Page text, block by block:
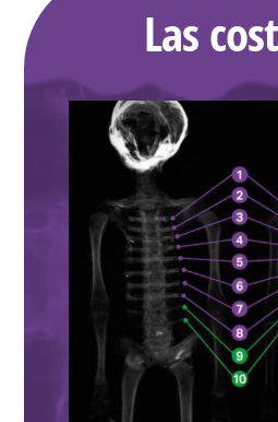
Las